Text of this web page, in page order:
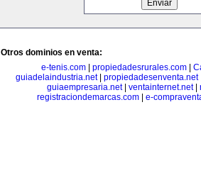
Otros dominios en venta:
e-tenis.com
propiedadesrurales.com
guiadelaindustria.net propiedadesenventa.net
guiaempresaria.net| ventainternet.net|
registraciondemarcas.com
e-